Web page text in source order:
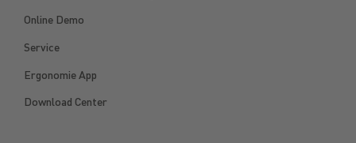
Online Demo
Service
Ergonomie App
Download Center